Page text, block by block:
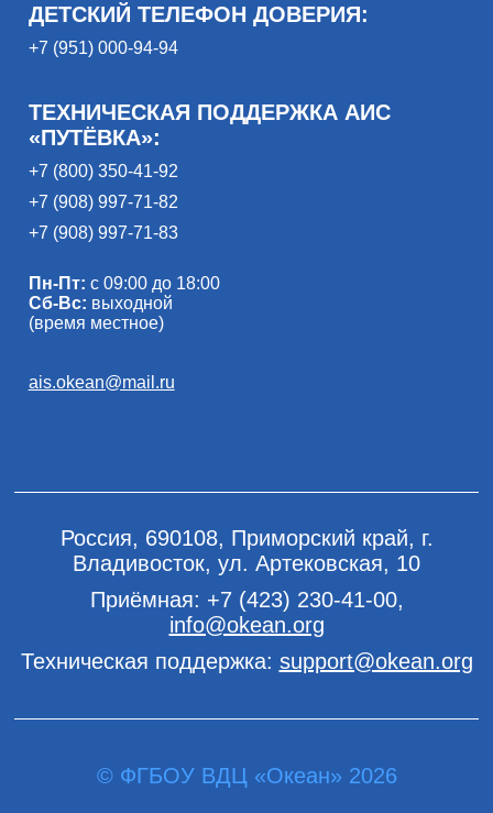
ДЕТСКИЙ ТЕЛЕФОН ДОВЕРИЯ:
+7 (951) 000-94-94
ТЕХНИЧЕСКАЯ ПОДДЕРЖКА АИС
«ПУТЁВКА»:
+7 (800) 350-41-92
+7 (908) 997-71-82
+7 (908) 997-71-83
Пн-Пт: с 09:00 до 18:00
Сб-Вс: выходной
(время местное)
ais.okean@mail.ru
Россия, 690108, Приморский край, г.
Владивосток, ул. Артековская, 10
Приёмная: +7 (423) 230-41-00,
info@okean.org
Техническая поддержка: support@okean.org
© ФГБОУ ВДЦ «Океан» 2026